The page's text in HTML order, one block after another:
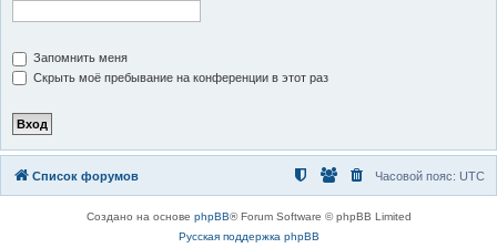
Запомнить меня
Скрыть моё пребывание на конференции в этот раз
Список форумов Часовой пояс: UTC
Создано на основе phpBB® Forum Software © phpBB Limited
Русская поддержка phpBB